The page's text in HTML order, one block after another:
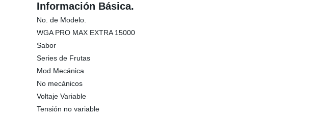
Información Básica.
No. de Modelo.
WGA PRO MAX EXTRA 15000
Sabor
Series de Frutas
Mod Mecánica
No mecánicos
Voltaje Variable
Tensión no variable